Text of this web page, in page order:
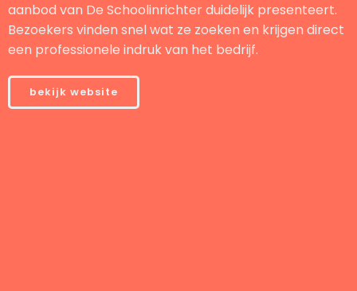
aanbod van De Schoolinrichter duidelijk presenteert.
Bezoekers vinden snel wat ze zoeken en krijgen direct
een professionele indruk van het bedrijf.
bekijk website